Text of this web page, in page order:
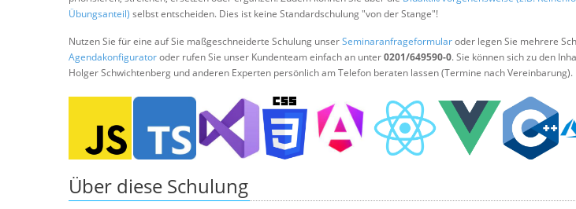
Übungsanteil) selbst entscheiden. Dies ist keine Standardschulung "von der Stange"!
Nutzen Sie für eine auf Sie maßgeschneiderte Schulung unserSeminaranfrageformularoder legen Sie mehrere
Agendakonfiguratoroder rufen Sie unser Kundenteam einfach an unter0201/649590-0. Sie können sich zu den
Holger Schwichtenberg und anderen Experten persönlich am Telefon beraten lassen (Termine nach Vereinbarung).
Über diese Schulung